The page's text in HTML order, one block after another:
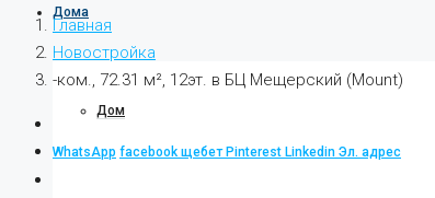
Дома
Дом
Главная
Новостройка
-ком., 72.31 м², 12эт. в БЦ Мещерский (Mount)
WhatsApp facebook щебет Pinterest Linkedin Эл. адрес